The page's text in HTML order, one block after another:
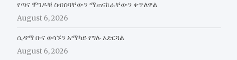
የጣና ሞገዶቹ ስብስባቸውን ማጠናከራቸውን ቀጥለዋል
August 6, 2026
ሲዳማ ቡና ወሳኙን አማካይ የግሉ አድርጓል
August 6, 2026